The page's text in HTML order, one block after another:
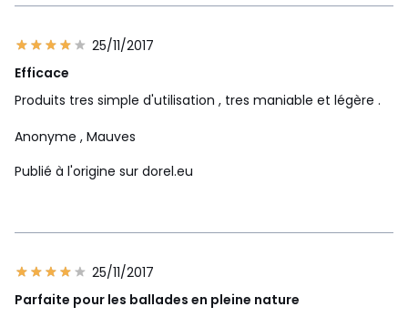
25/11/2017
Efficace
Produits tres simple d'utilisation , tres maniable et légère .
Anonyme , Mauves
Publié à l'origine sur dorel.eu
25/11/2017
Parfaite pour les ballades en pleine nature